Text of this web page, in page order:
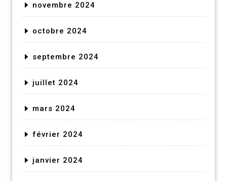
novembre 2024
octobre 2024
septembre 2024
juillet 2024
mars 2024
février 2024
janvier 2024